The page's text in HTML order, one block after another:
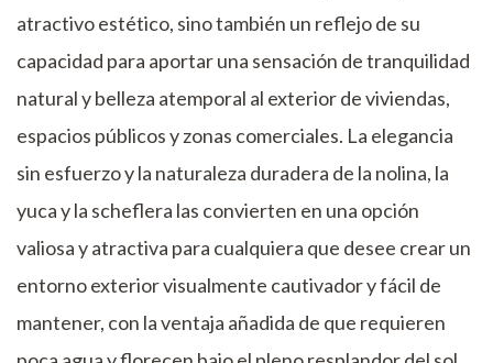
atractivo estético, sino también un reflejo de su
capacidad para aportar una sensación de tranquilidad
natural y belleza atemporal al exterior de viviendas,
espacios públicos y zonas comerciales. La elegancia
sin esfuerzo y la naturaleza duradera de la nolina, la
yuca y la scheflera las convierten en una opción
valiosa y atractiva para cualquiera que desee crear un
entorno exterior visualmente cautivador y fácil de
mantener, con la ventaja añadida de que requieren